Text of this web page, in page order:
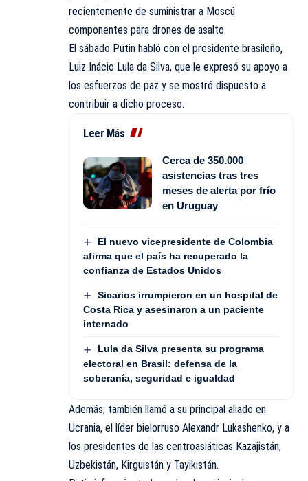
recientemente de suministrar a Moscú
componentes para drones de asalto.
El sábado Putin habló con el presidente brasileño,
Luiz Inácio Lula da Silva, que le expresó su apoyo a
los esfuerzos de paz y se mostró dispuesto a
contribuir a dicho proceso.
Leer Más
Cerca de 350.000
asistencias tras tres
meses de alerta por frío
en Uruguay
El nuevo vicepresidente de Colombia
afirma que el país ha recuperado la
confianza de Estados Unidos
Sicarios irrumpieron en un hospital de
Costa Rica y asesinaron a un paciente
internado
Lula da Silva presenta su programa
electoral en Brasil: defensa de la
soberanía, seguridad e igualdad
Además, también llamó a su principal aliado en
Ucrania, el líder bielorruso Alexandr Lukashenko, y a
los presidentes de las centroasiáticas Kazajistán,
Uzbekistán, Kirguistán y Tayikistán.